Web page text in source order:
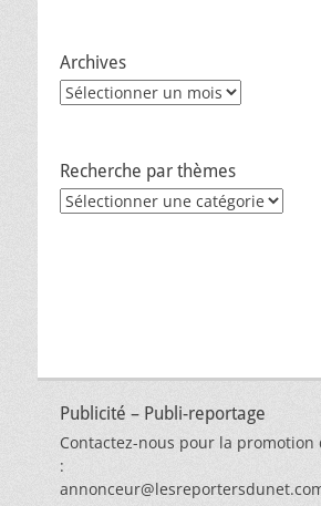
Archives
Archives
Recherche par thèmes
Recherche
Publicité – Publi-reportage
Contactez-nous pour la promotion
: